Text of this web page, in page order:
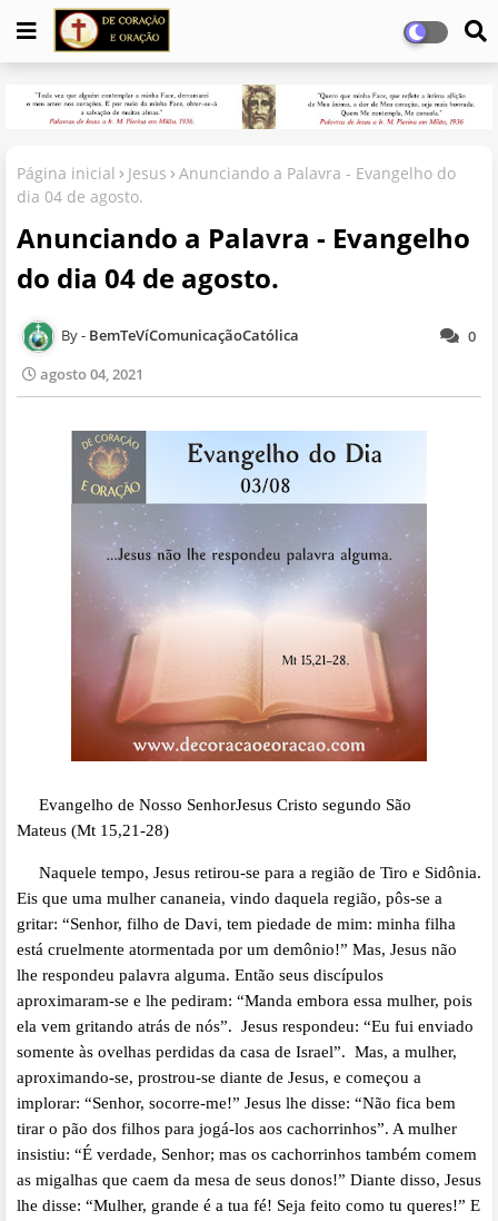
Página inicial Jesus
Anunciando a Palavra - Evangelho do
dia 04 de agosto.
Anunciando a Palavra - Evangelho
do dia 04 de agosto.
0
BemTeVíComunicaçãoCatólica
agosto 04, 2021
Evangelho de Nosso SenhorJesus Cristo segundo São
Mateus (Mt 15,21-28)
Naquele tempo, Jesus retirou-se para a região de Tiro e Sidônia.
Eis que uma mulher cananeia, vindo daquela região, pôs-se a
gritar: “Senhor, filho de Davi, tem piedade de mim: minha filha
está cruelmente atormentada por um demônio!” Mas, Jesus não
lhe respondeu palavra alguma. Então seus discípulos
aproximaram-se e lhe pediram: “Manda embora essa mulher, pois
ela vem gritando atrás de nós”. Jesus respondeu: “Eu fui enviado
somente às ovelhas perdidas da casa de Israel”. Mas, a mulher,
aproximando-se, prostrou-se diante de Jesus, e começou a
implorar: “Senhor, socorre-me!” Jesus lhe disse: “Não fica bem
tirar o pão dos filhos para jogá-los aos cachorrinhos”. A mulher
insistiu: “É verdade, Senhor; mas os cachorrinhos também comem
as migalhas que caem da mesa de seus donos!” Diante disso, Jesus
lhe disse: “Mulher, grande é a tua fé! Seja feito como tu queres!” E